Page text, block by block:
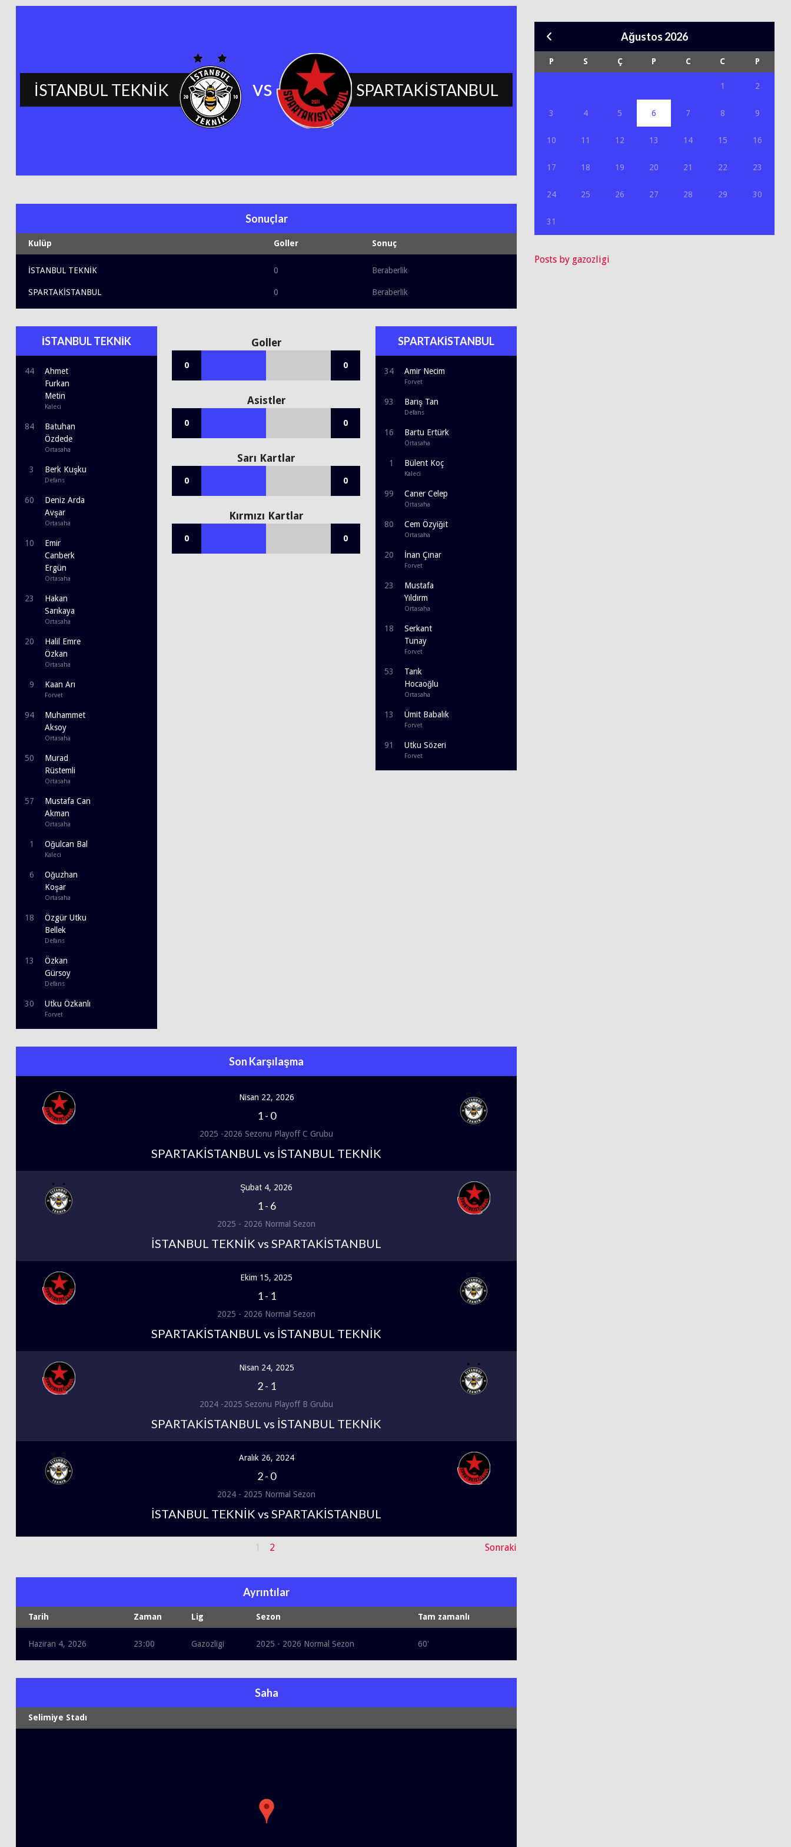
İSTANBUL TEKNİK vs SPARTAKİSTANBUL
Sonuçlar
Kulüp Goller Sonuç
İSTANBUL TEKNİK 0 Beraberlik
SPARTAKİSTANBUL 0 Beraberlik
İSTANBUL TEKNİK
44
Ahmet
Furkan
Metin
Kaleci
84
Batuhan
Özdede
Ortasaha
3 Berk Kuşku
Defans
60
Deniz Arda
Avşar
Ortasaha
10
Emir
Canberk
Ergün
Ortasaha
23
Hakan
Sarıkaya
Ortasaha
20
Halil Emre
Özkan
Ortasaha
9 Kaan Arı
Forvet
94
Muhammet
Aksoy
Ortasaha
50
Murad
Rüstemli
Ortasaha
57
Mustafa Can
Akman
Ortasaha
1 Oğulcan Bal
Kaleci
6
Oğuzhan
Koşar
Ortasaha
18
Özgür Utku
Bellek
Defans
13
Özkan
Gürsoy
Defans
30 Utku Özkanlı
Forvet
SPARTAKİSTANBUL
34 Amir Necim
Forvet
93 Barış Tan
Defans
16 Bartu Ertürk
Ortasaha
1 Bülent Koç
Kaleci
99 Caner Celep
Ortasaha
80 Cem Özyiğit
Ortasaha
20 İnan Çınar
Forvet
23
Mustafa
Yıldırm
Ortasaha
18
Serkant
Tunay
Forvet
53
Tarık
Hocaoğlu
Ortasaha
13 Ümit Babalık
Forvet
91 Utku Sözeri
Forvet
Goller
0 0
Asistler
0 0
Sarı Kartlar
0 0
Kırmızı Kartlar
0 0
Son Karşılaşma
Nisan 22, 2026
1- 0
2025 -2026 Sezonu Playoff C Grubu
SPARTAKİSTANBUL vs İSTANBUL TEKNİK
Şubat 4, 2026
1- 6
2025 - 2026 Normal Sezon
İSTANBUL TEKNİK vs SPARTAKİSTANBUL
Ekim 15, 2025
1- 1
2025 - 2026 Normal Sezon
SPARTAKİSTANBUL vs İSTANBUL TEKNİK
Nisan 24, 2025
2- 1
2024 -2025 Sezonu Playoff B Grubu
SPARTAKİSTANBUL vs İSTANBUL TEKNİK
Aralık 26, 2024
2- 0
2024 - 2025 Normal Sezon
İSTANBUL TEKNİK vs SPARTAKİSTANBUL
1 2 Sonraki
Ayrıntılar
Tarih Zaman Lig Sezon Tam zamanlı
Haziran 4, 2026 23:00 Gazozligi 2025 - 2026 Normal Sezon 60'
Saha
Selimiye Stadı
Ağustos 2026
P S Ç P C C P
1 2
3 4 5 6 7 8 9
10 11 12 13 14 15 16
17 18 19 20 21 22 23
24 25 26 27 28 29 30
31
Posts by gazozligi